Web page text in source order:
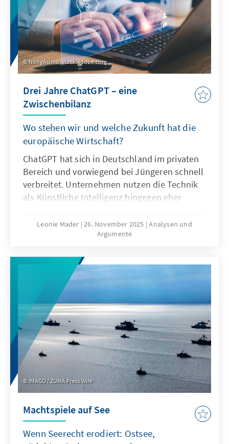
NongAsimo, stock.adobe.com
Drei Jahre ChatGPT – eine
Zwischenbilanz
Wo stehen wir und welche Zukunft hat die
europäische Wirtschaft?
ChatGPT hat sich in Deutschland im privaten
Bereich und vorwiegend bei Jüngeren schnell
verbreitet. Unternehmen nutzen die Technik
als Künstliche Intelligenz hingegen eher
hierfür sind nicht nur technische
Eigenschaften von ChatGPT, sondern auch
oder die Spezifikation. Für Europa geht es
deshalb nicht darum, ChatGPT mit
Verzögerung nachzubauen. Vielmehr gilt es
eigene Modelle zu entwickeln oder
außereuropäische so anzupassen, dass sie als
Produkte besser zu den institutionalisierten
Strukturen passen.
Leonie Mader 26. November 2025 Analysen und
Argumente
IMAGO / ZUMA Press Wire
Machtspiele auf See
Wenn Seerecht erodiert: Ostsee,